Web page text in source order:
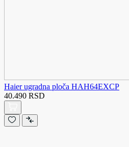
Haier ugradna ploča HAH64EXCP
40.490 RSD